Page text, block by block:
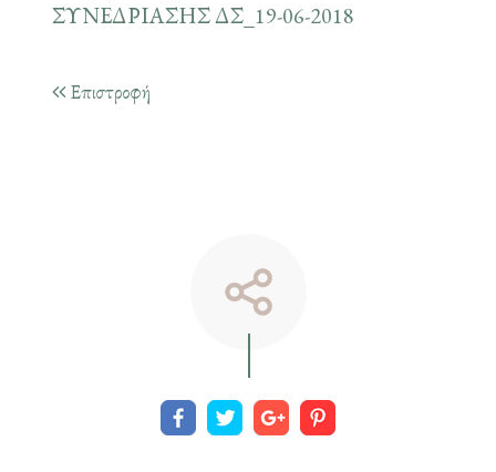
ΣΥΝΕΔΡΙΑΣΗΣ ΔΣ_19-06-2018
Επιστροφή